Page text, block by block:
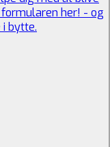
her! - og
i bytte.